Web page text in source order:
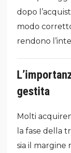
dopo
modo
rendono
gestita
Molti
la fase della
sia il margine